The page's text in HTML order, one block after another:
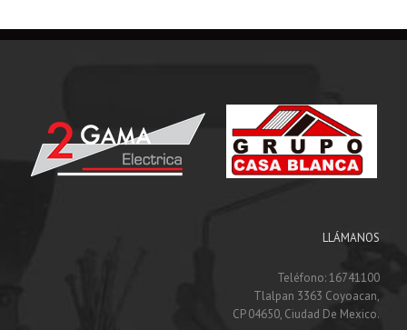
LLÁMANOS
Teléfono: 16741100
Tlalpan 3363 Coyoacan,
CP 04650, Ciudad De Mexico.